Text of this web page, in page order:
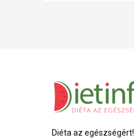
Diéta az egészségért!